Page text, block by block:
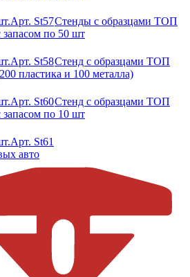
Арт. St57Стенды с образцами ТОП
запасом по 50 шт
Арт. St58Стенд с образцами ТОП
пластика и 100 металла)
Арт. St60Стенд с образцами ТОП
запасом по 10 шт
Арт. St61
авто